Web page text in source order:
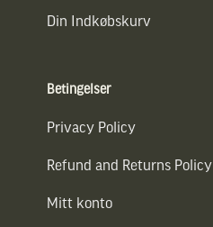
Din Indkøbskurv
Betingelser
Privacy Policy
Refund and Returns Policy
Mitt konto